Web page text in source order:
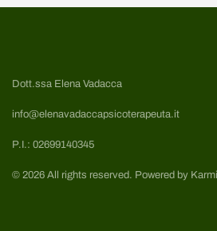
Dott.ssa Elena Vadacca
info@elenavadaccapsicoterapeuta.it
P.I.: 02699140345
© 2026 All rights reserved. Powered by